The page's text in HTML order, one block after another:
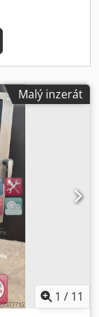
ovládat
6měsíční
Profesionální
a
i po nákupu.
a
dle
a
řemeslné
klimatu v
teploty,
845 x 850
60 Hz
číslo:
Malý inzerát
1 / 11